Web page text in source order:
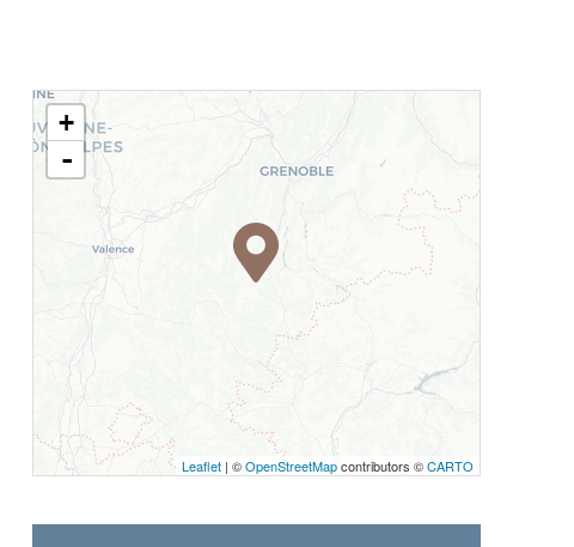
+
-
Leaflet | ©OpenStreetMapcontributors ©CARTO